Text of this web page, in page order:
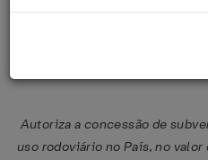
Medida Provisória
Autoriza a concessão de
uso rodoviário no País, no